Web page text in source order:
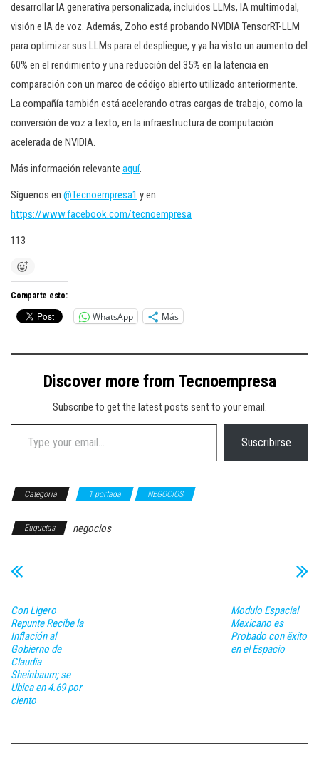
desarrollar IA generativa personalizada, incluidos LLMs, IA multimodal,
visión e IA de voz. Además, Zoho está probando NVIDIA TensorRT-LLM
para optimizar sus LLMs para el despliegue, y ya ha visto un aumento del
60% en el rendimiento y una reducción del 35% en la latencia en
comparación con un marco de código abierto utilizado anteriormente.
La compañía también está acelerando otras cargas de trabajo, como la
conversión de voz a texto, en la infraestructura de computación
acelerada de NVIDIA.
Más información relevante aquí.
Síguenos en @Tecnoempresa1 y en
https://www.facebook.com/tecnoempresa
113
Comparte esto:
WhatsApp Más
Discover more from Tecnoempresa
Subscribe to get the latest posts sent to your email.
Type your email…
Suscribirse
Categoría 1 portada NEGOCIOS
Etiquetas negocios
Con Ligero
Repunte Recibe la
Inflación al
Gobierno de
Claudia
Sheinbaum; se
Ubica en 4.69 por
ciento
Modulo Espacial
Mexicano es
Probado con ëxito
en el Espacio